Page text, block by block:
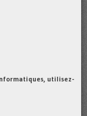
utilisez-